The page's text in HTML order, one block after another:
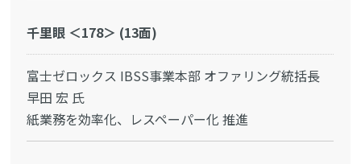
千里眼 ＜178＞ (13面)
富士ゼロックス IBSS事業本部 オファリング統括長
早田 宏 氏
紙業務を効率化、レスペーパー化 推進